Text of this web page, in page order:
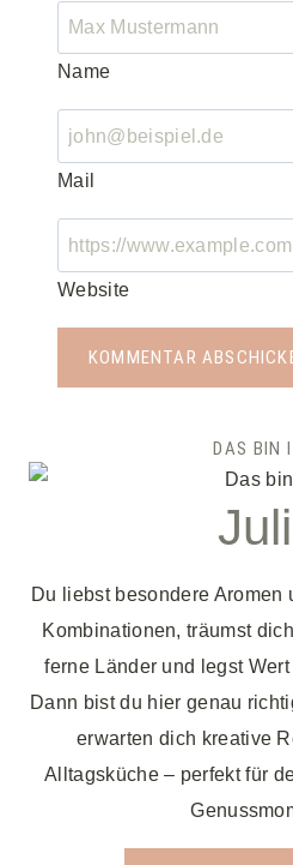
Name
Mail
Website
DAS BIN
Du liebst besondere Aromen
Kombinationen, träumst
ferne Länder und legst
Dann bist du hier genau
erwarten dich kreative
Alltagsküche – perfekt für